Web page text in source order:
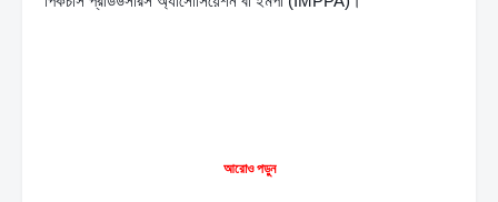
আরোও পড়ুন